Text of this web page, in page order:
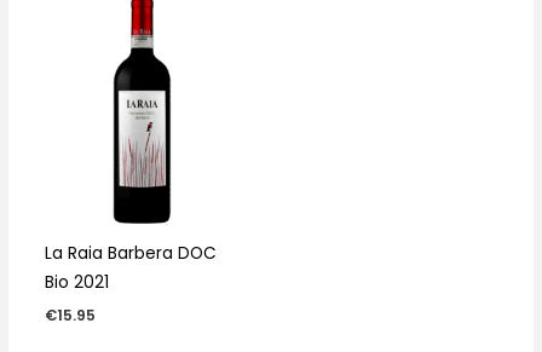
La Raia Barbera DOC
Bio 2021
€15.95